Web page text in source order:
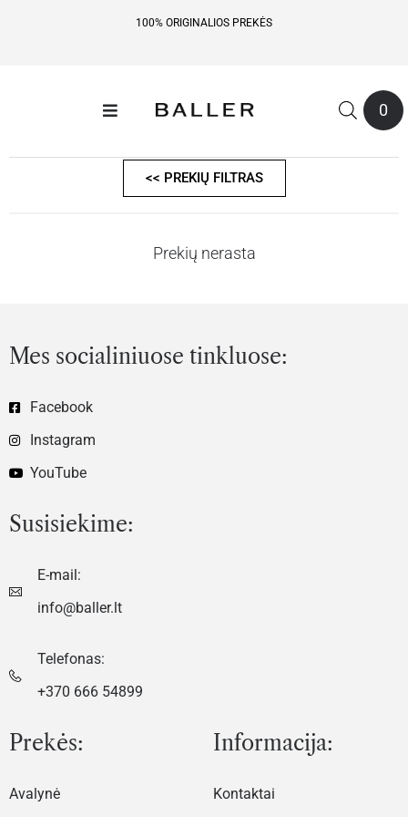
100% ORIGINALIOS PREKĖS
0
<< PREKIŲ FILTRAS
Prekių nerasta
Mes socialiniuose tinkluose:
Facebook
Instagram
YouTube
Susisiekime:
E-mail:
info@baller.lt
Telefonas:
+370 666 54899
Prekės:
Avalynė
Informacija:
Kontaktai